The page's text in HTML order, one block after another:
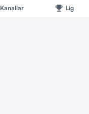
Kanallar Lig